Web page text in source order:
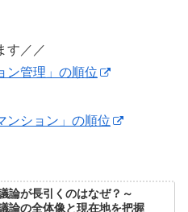
す／／
ン管理」の順位
ンション」の順位
論が長引くのはなぜ？～
論の全体像と現在地を把握